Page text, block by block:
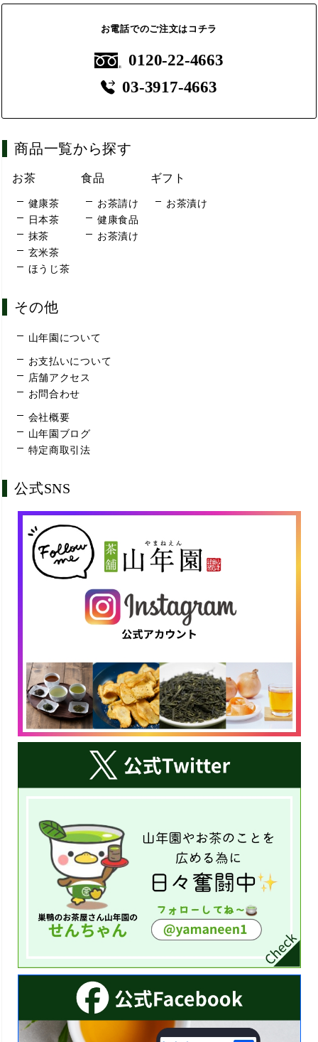
お電話でのご注文はコチラ
0120-22-4663
03-3917-4663
商品一覧から探す
お茶
健康茶
日本茶
抹茶
玄米茶
ほうじ茶
食品
お茶請け
健康食品
お茶漬け
ギフト
お茶漬け
その他
山年園について
お支払いについて
店舗アクセス
お問合わせ
会社概要
山年園ブログ
特定商取引法
公式SNS